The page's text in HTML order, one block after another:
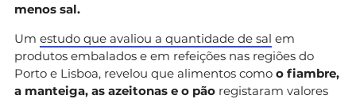
menos sal.
Um estudo que avaliou a quantidade de sal em
produtos embalados e em refeições nas regiões do
Porto e Lisboa, revelou que alimentos como o fiambre,
a manteiga, as azeitonas e o pão registaram valores